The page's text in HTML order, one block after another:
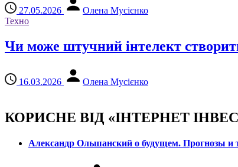
27.05.2026
Олена Мусієнко
Техно
Чи може штучний інтелект
16.03.2026 Олена Мусієнко
КОРИСНЕ ВІД «ІНТЕРНЕТ
Александр Ольшанский о будущем. Прогнозы и